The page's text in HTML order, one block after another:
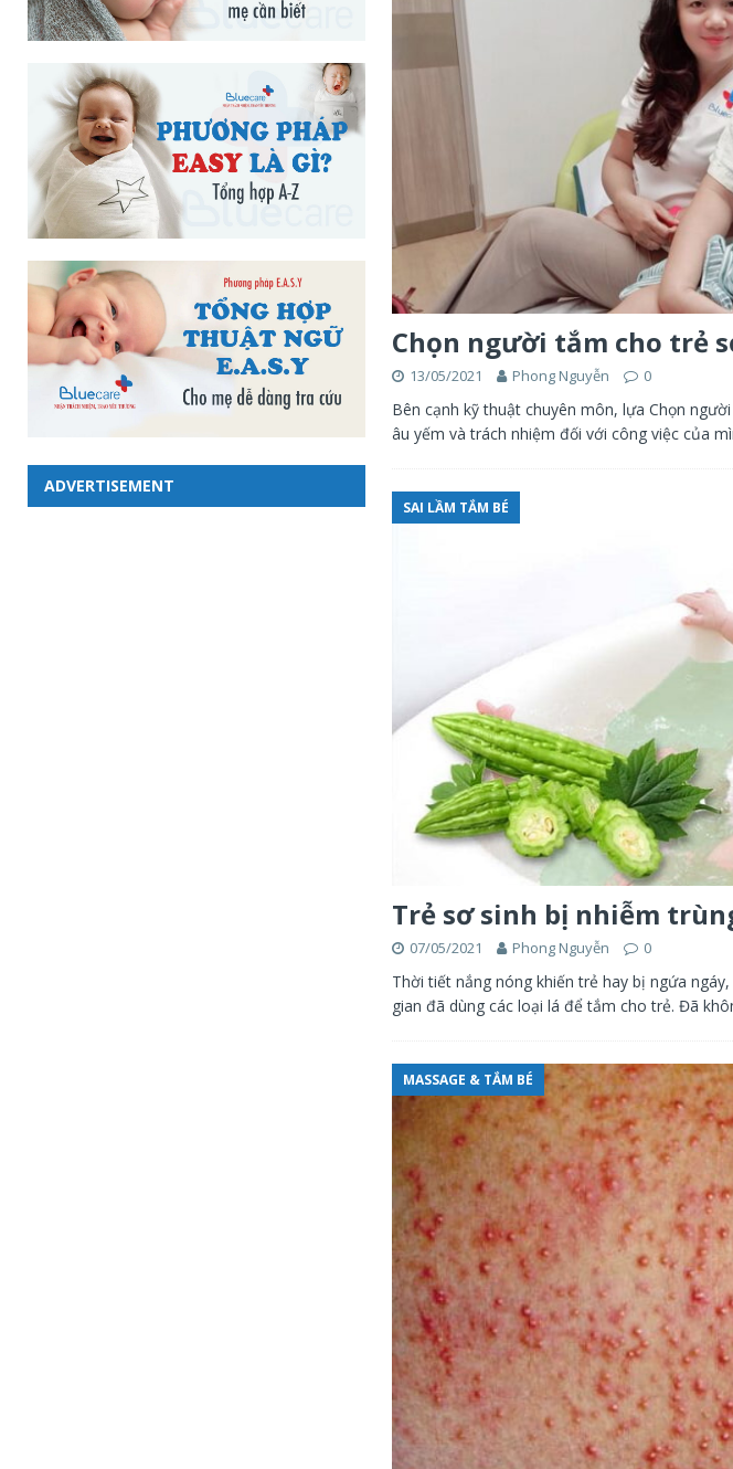
Chọn người tắm cho trẻ
13/05/2021 Phong Nguyễn 0
Bên cạnh kỹ thuật chuyên môn, lựa Chọn
âu yếm và trách nhiệm đối với công việc của
SAI LẦM TẮM BÉ
Trẻ sơ sinh bị nhiễm
07/05/2021 Phong Nguyễn 0
Thời tiết nắng nóng khiến trẻ hay bị ngứa
gian đã dùng các loại lá để tắm cho trẻ. Đã
MASSAGE & TẮM BÉ
ADVERTISEMENT